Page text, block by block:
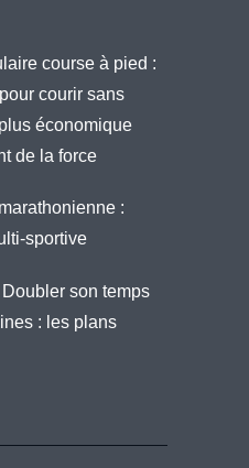
course à pied :
courir sans
économique
de la force
:
sportive
Doubler son temps
: les plans